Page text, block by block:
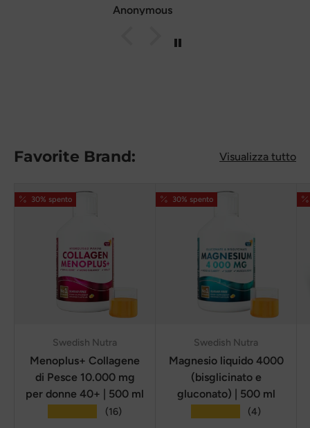
Kiriakos K.
Favorite Brand: Visualizza tutto
30% spento
Swedish Nutra
Menoplus+ Collagene
di Pesce 10.000 mg
per donne 40+ | 500 ml
(16)
30% spento
Swedish Nutra
Magnesio liquido 4000
(bisglicinato e
gluconato) | 500 ml
(4)